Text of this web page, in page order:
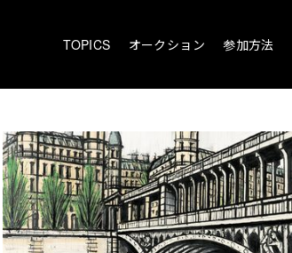
TOPICS オークション 参加方法